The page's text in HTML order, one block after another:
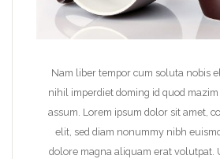
Nam liber tempor cum soluta nobis
nihil imperdiet doming id quod
assum. Lorem ipsum dolor sit amet,
elit, sed diam nonummy nibh
dolore magna aliquam erat volutpat.